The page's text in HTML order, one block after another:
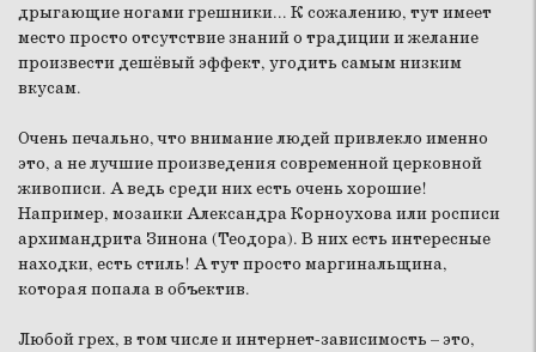
дрыгающие ногами грешники... К сожалению, тут имеет
место просто отсутствие знаний о традиции и желание
произвести дешёвый эффект, угодить самым низким
вкусам.
Очень печально, что внимание людей привлекло именно
это, а не лучшие произведения современной церковной
живописи. А ведь среди них есть очень хорошие!
Например, мозаики Александра Корноухова или росписи
архимандрита Зинона (Теодора). В них есть интересные
находки, есть стиль! А тут просто маргинальщина,
которая попала в объектив.
Любой грех, в том числе и интернет-зависимость – это,